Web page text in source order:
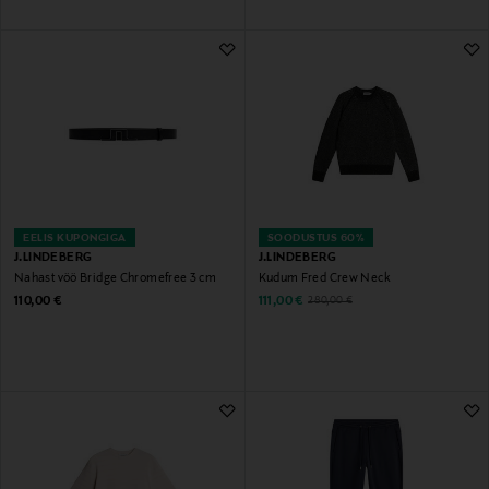
EELIS KUPONGIGA
J.LINDEBERG
Nahast vöö Bridge Chromefree 3 cm
Original Price
110,00 €
SOODUSTUS 60%
J.LINDEBERG
Kudum Fred Crew Neck
Discounted Price
111,00 € Original Price
280,00 €